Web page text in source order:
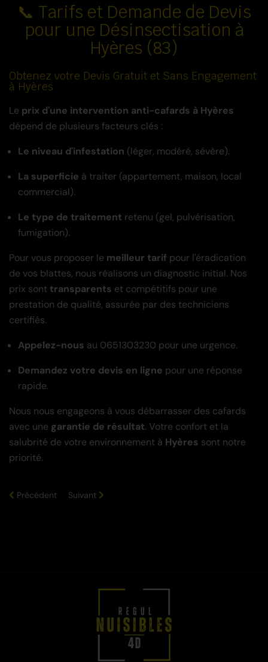
📞 Tarifs et Demande de Devis
pour une Désinsectisation à
Hyères (83)
Obtenez votre Devis Gratuit et Sans Engagement
à Hyères
Le prix d'une intervention anti-cafards à Hyères
dépend de plusieurs facteurs clés :
Le niveau d'infestation (léger, modéré, sévère).
La superficie à traiter (appartement, maison, local
commercial).
Le type de traitement retenu (gel, pulvérisation,
fumigation).
Pour vous proposer le meilleur tarif pour l'éradication
de vos blattes, nous réalisons un diagnostic initial. Nos
prix sonttransparents et compétitifs pour une
prestation de qualité, assurée par des techniciens
certifiés.
Appelez-nous au 0651303230 pour une urgence.
Demandez votre devis en ligne pour une réponse
rapide.
Nous nous engageons à vous débarrasser des cafards
avec une garantie de résultat. Votre confort et la
salubrité de votre environnement à Hyères sont notre
priorité.
Précédent Suivant